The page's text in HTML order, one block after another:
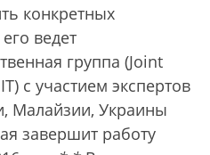
конкретных
ведет
группа (Joint
с участием экспертов
Малайзии, Украины
завершит работу